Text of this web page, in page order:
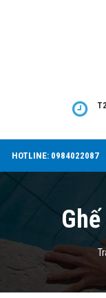
HOTLINE: 0984022087